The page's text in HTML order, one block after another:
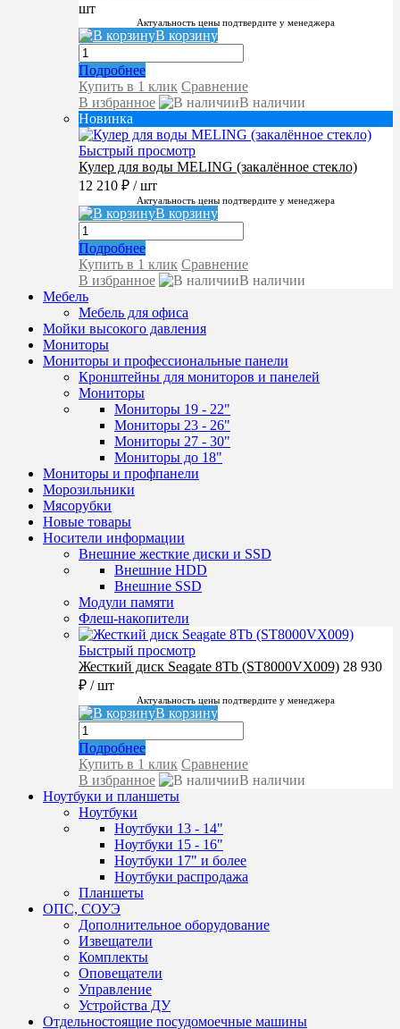
шт
Актуальность цены подтвердите у менеджера
В корзину
Подробнее
Купить в 1 клик Сравнение
В избранное
В наличии
Новинка
Быстрый просмотр
Кулер для воды MELING (закалённое стекло)
12 210 ₽ / шт
Актуальность цены подтвердите у менеджера
В корзину
Подробнее
Купить в 1 клик Сравнение
В избранное
В наличии
Мебель
Мебель для офиса
Мойки высокого давления
Мониторы
Мониторы и профессиональные панели
Кронштейны для мониторов и панелей
Мониторы
Мониторы 19 - 22"
Мониторы 23 - 26"
Мониторы 27 - 30"
Мониторы до 18"
Мониторы и профпанели
Морозильники
Мясорубки
Новые товары
Носители информации
Внешние жесткие диски и SSD
Внешние HDD
Внешние SSD
Модули памяти
Флеш-накопители
Быстрый просмотр
Жесткий диск Seagate 8Tb (ST8000VX009) 28 930
₽ / шт
Актуальность цены подтвердите у менеджера
В корзину
Подробнее
Купить в 1 клик Сравнение
В избранное
В наличии
Ноутбуки и планшеты
Ноутбуки
Ноутбуки 13 - 14"
Ноутбуки 15 - 16"
Ноутбуки 17" и более
Ноутбуки распродажа
Планшеты
ОПС, СОУЭ
Дополнительное оборудование
Извещатели
Комплекты
Оповещатели
Управление
Устройства ДУ
Отдельностоящие посудомоечные машины